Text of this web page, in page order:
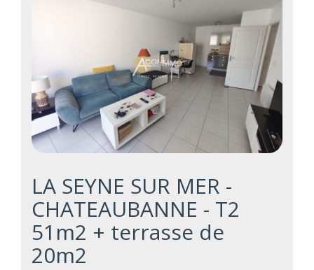
LA SEYNE SUR MER -
CHATEAUBANNE - T2
51m2 + terrasse de
20m2